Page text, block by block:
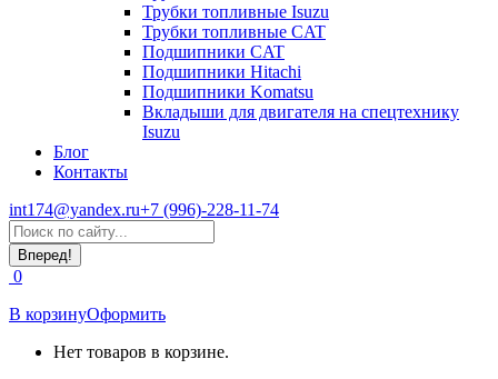
Трубки топливные Isuzu
Трубки топливные CAT
Подшипники CAT
Подшипники Hitachi
Подшипники Komatsu
Вкладыши для двигателя на спецтехнику
Isuzu
Блог
Контакты
int174@yandex.ru+7 (996)-228-11-74
Страница
WhatsApp
открывается
в
новом
окне
Поиск:
0
В корзинуОформить
Нет товаров в корзине.